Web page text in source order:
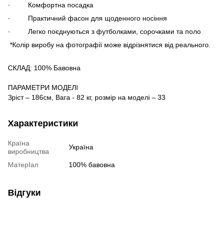
· Комфортна посадка
· Практичний фасон для щоденного носіння
· Легко поєднуються з футболками, сорочками та поло
*Колір виробу на фотографії може відрізнятися від реального.
СКЛАД: 100% Бавовна
ПАРАМЕТРИ МОДЕЛІ
Зріст – 186см, Вага - 82 кг, розмір на моделі – 33
Характеристики
Країна
виробництва
Україна
МатерІал 100% бавовна
Відгуки